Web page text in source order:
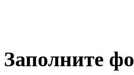
Заполните